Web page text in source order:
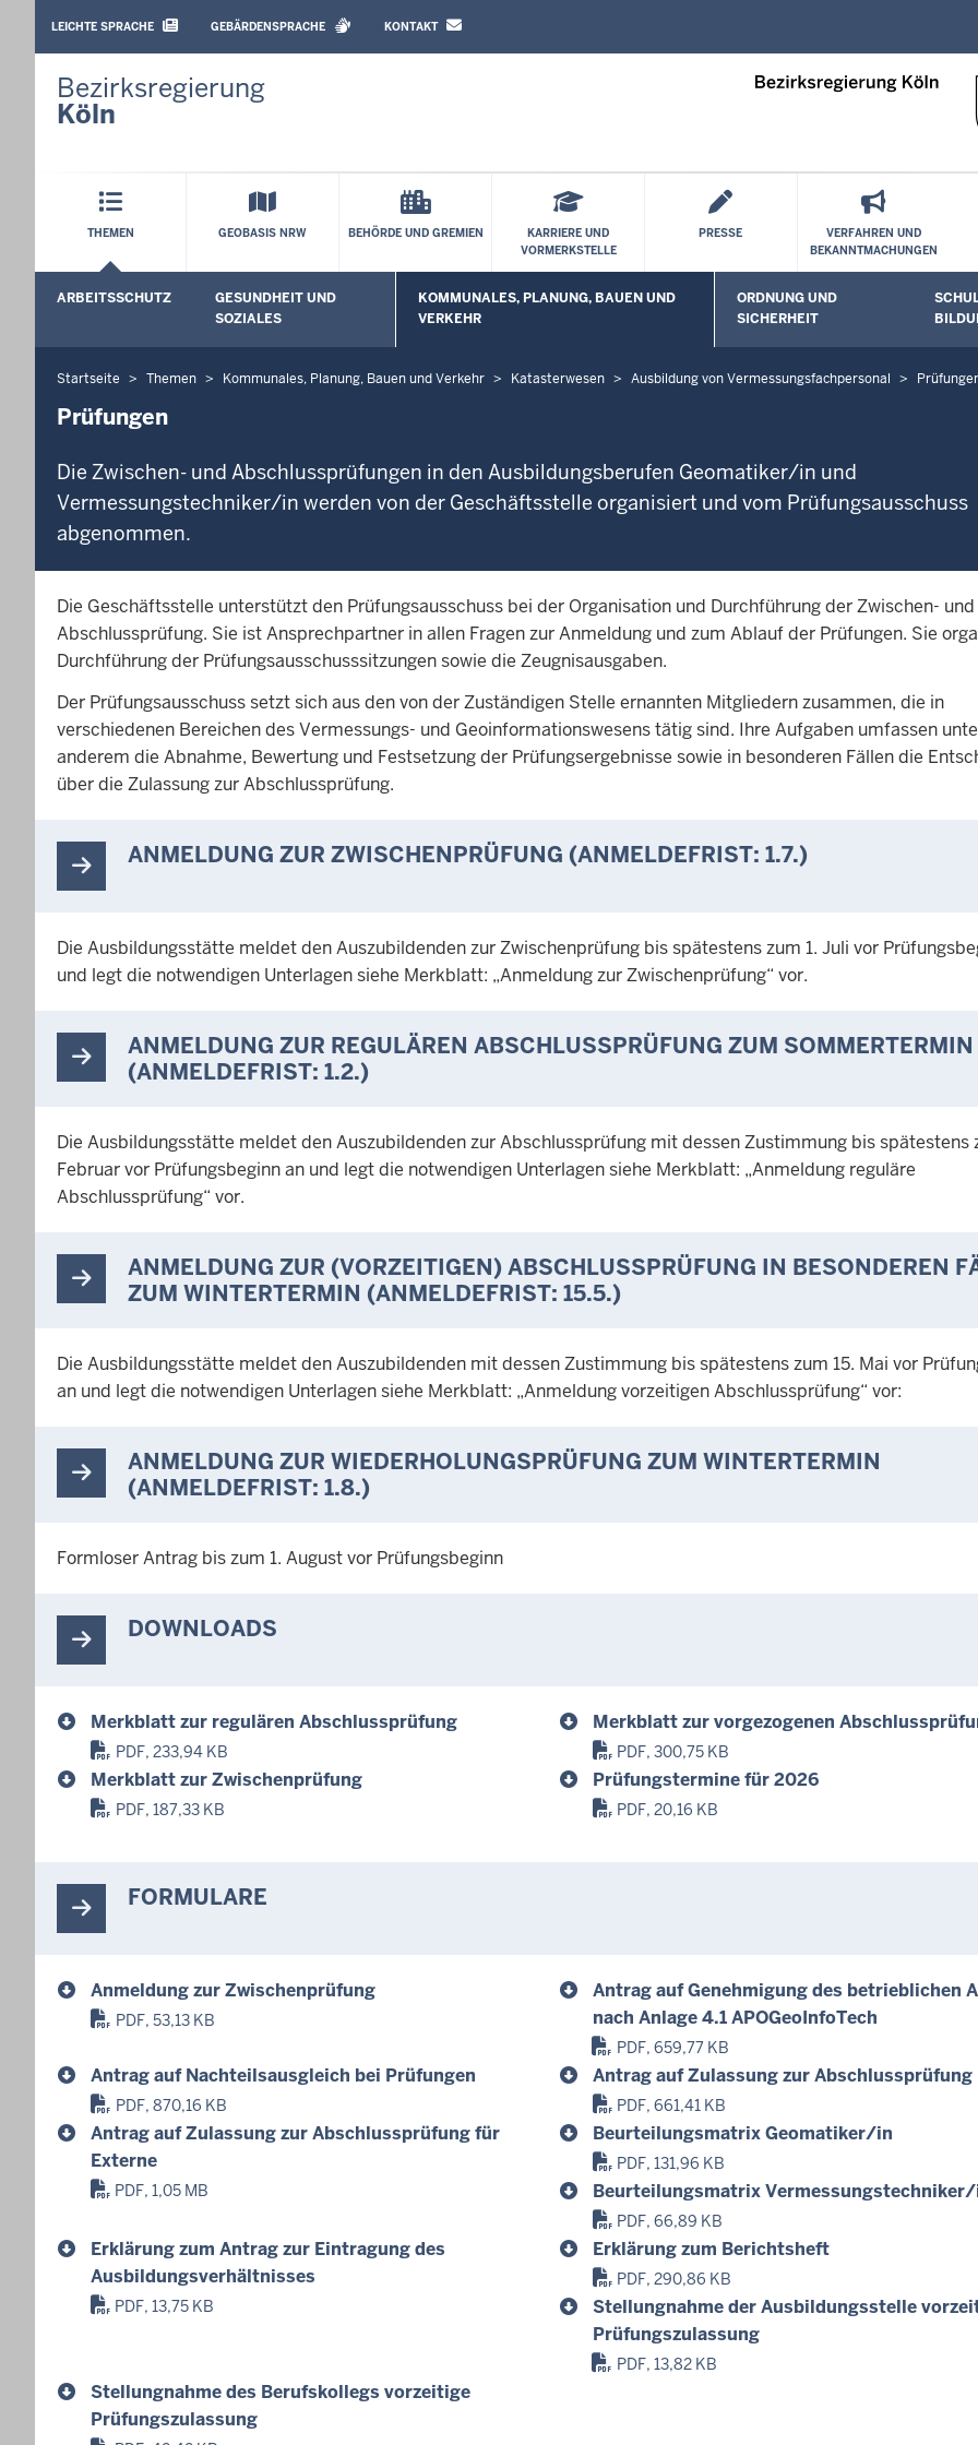
SPRACHEN
LEICHTE SPRACHE GEBÄRDENSPRACHE KONTAKT
Bezirksregierung
Köln
Hauptmenü
THEMEN GEOBASIS NRW BEHÖRDE UND GREMIEN
KARRIERE UND
VORMERKSTELLE
PRESSE
VERFAHREN UND
BEKANNTMACHUNGEN
ARBEITSSCHUTZ
Untermenü öffnen
GESUNDHEIT UND
SOZIALES
Untermenü öffnen
KOMMUNALES, PLANUNG, BAUEN UND
VERKEHR
Untermenü öffnen
ORDNUNG UND
SICHERHEIT
Sie
befinden
hier
Startseite Themen Kommunales, Planung, Bauen und Verkehr Katasterwesen Ausbildung von Vermessungsfachpersonal
Prüfungen
Die Zwischen- und Abschlussprüfungen in den Ausbildungsberufen Geomatiker/in und
Vermessungstechniker/in werden von der Geschäftsstelle organisiert und vom Prüfungsausschuss
abgenommen.
Die Geschäftsstelle unterstützt den Prüfungsausschuss bei der Organisation und Durchführung der Zwischen- und
Abschlussprüfung. Sie ist Ansprechpartner in allen Fragen zur Anmeldung und zum Ablauf der Prüfungen. Sie
Durchführung der Prüfungsausschusssitzungen sowie die Zeugnisausgaben.
Der Prüfungsausschuss setzt sich aus den von der Zuständigen Stelle ernannten Mitgliedern zusammen, die in
verschiedenen Bereichen des Vermessungs- und Geoinformationswesens tätig sind. Ihre Aufgaben umfassen
anderem die Abnahme, Bewertung und Festsetzung der Prüfungsergebnisse sowie in besonderen Fällen die
über die Zulassung zur Abschlussprüfung.
ANMELDUNG ZUR ZWISCHENPRÜFUNG (ANMELDEFRIST: 1.7.)
Die Ausbildungsstätte meldet den Auszubildenden zur Zwischenprüfung bis spätestens zum 1. Juli vor
und legt die notwendigen Unterlagen siehe Merkblatt: „Anmeldung zur Zwischenprüfung“ vor.
ANMELDUNG ZUR REGULÄREN ABSCHLUSSPRÜFUNG ZUM SOMMERTERMIN
(ANMELDEFRIST: 1.2.)
Die Ausbildungsstätte meldet den Auszubildenden zur Abschlussprüfung mit dessen Zustimmung bis spätestens
Februar vor Prüfungsbeginn an und legt die notwendigen Unterlagen siehe Merkblatt: „Anmeldung reguläre
Abschlussprüfung“ vor.
ANMELDUNG ZUR (VORZEITIGEN) ABSCHLUSSPRÜFUNG IN BESONDEREN
ZUM WINTERTERMIN (ANMELDEFRIST: 15.5.)
Die Ausbildungsstätte meldet den Auszubildenden mit dessen Zustimmung bis spätestens zum 15. Mai vor
an und legt die notwendigen Unterlagen siehe Merkblatt: „Anmeldung vorzeitigen Abschlussprüfung“ vor:
ANMELDUNG ZUR WIEDERHOLUNGSPRÜFUNG ZUM WINTERTERMIN
(ANMELDEFRIST: 1.8.)
Formloser Antrag bis zum 1. August vor Prüfungsbeginn
DOWNLOADS
Merkblatt zur regulären Abschlussprüfung
PDF, 233,94 KB
Merkblatt zur vorgezogenen
PDF, 300,75 KB
Merkblatt zur Zwischenprüfung
PDF, 187,33 KB
Prüfungstermine für 2026
PDF, 20,16 KB
FORMULARE
Anmeldung zur Zwischenprüfung
PDF, 53,13 KB
Antrag auf Genehmigung des betrieblichen
nach Anlage 4.1 APOGeoInfoTech
PDF, 659,77 KB
Antrag auf Nachteilsausgleich bei Prüfungen
PDF, 870,16 KB
Antrag auf Zulassung zur Abschlussprüfung
PDF, 661,41 KB
Antrag auf Zulassung zur Abschlussprüfung für
Externe
PDF, 1,05 MB
Beurteilungsmatrix Geomatiker/in
PDF, 131,96 KB
Beurteilungsmatrix
PDF, 66,89 KB
Erklärung zum Antrag zur Eintragung des
Ausbildungsverhältnisses
PDF, 13,75 KB
Erklärung zum Berichtsheft
PDF, 290,86 KB
Stellungnahme der Ausbildungsstelle
Prüfungszulassung
PDF, 13,82 KB
Stellungnahme des Berufskollegs vorzeitige
Prüfungszulassung